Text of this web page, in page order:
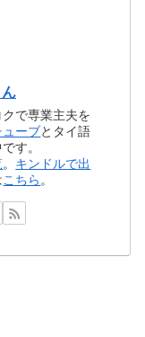
で専業主夫を
ーブとタイ語
す。
。 キンドルで出
こちら。